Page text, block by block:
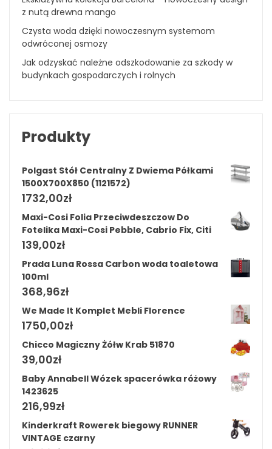
z nutą drewna mango
Czysta woda dzięki nowoczesnym systemom
odwróconej osmozy
Jak odzyskać należne odszkodowanie za szkody w
budynkach gospodarczych i rolnych
Produkty
Polgast Stół Centralny Z Dwiema Półkami
1500X700X850 (1121572)
1732,00zł
Maxi-Cosi Folia Przeciwdeszczow Do
Fotelika Maxi-Cosi Pebble, Cabrio Fix, Citi
139,00zł
Prada Luna Rossa Carbon woda toaletowa
100ml
368,96zł
We Made It Komplet Mebli Florence
1750,00zł
Chicco Magiczny Żółw Krab 51870
39,00zł
Baby Annabell Wózek spacerówka różowy
1423625
216,99zł
Kinderkraft Rowerek biegowy RUNNER
VINTAGE czarny